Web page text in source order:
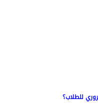
للطلاب؟